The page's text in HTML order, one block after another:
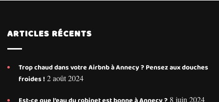
ARTICLES RÉCENTS
Trop chaud dans votre Airbnb à Annecy ? Pensez aux douches
froides ! 2 août 2024
8 juin 2024